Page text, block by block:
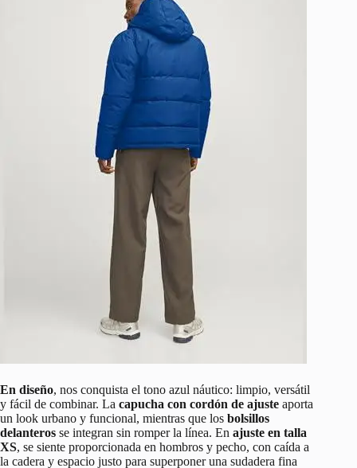
En diseño, nos conquista el tono azul náutico: limpio, versátil
y fácil de combinar. La capucha con cordón de ajuste aporta
un look urbano y funcional, mientras que los bolsillos
delanteros se integran sin romper la línea. En ajuste en talla
XS, se siente proporcionada en hombros y pecho, con caída a
la cadera y espacio justo para superponer una sudadera fina